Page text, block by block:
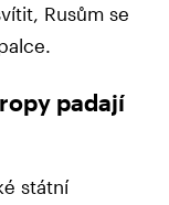
Rusům se
padají
státní